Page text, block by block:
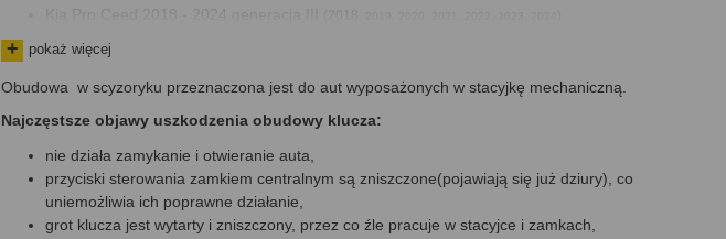
Kia Pro Ceed 2018 - 2024 generacja III (2018,
Kia Niro 2020 - 2023 generacja I
Kia Borrego 2020 - 2020
pokaż więcej
Obudowa w scyzoryku przeznaczona jest do aut wyposażonych w stacyjkę mechaniczną.
Najczęstsze objawy uszkodzenia obudowy klucza:
nie działa zamykanie i otwieranie auta,
przyciski sterowania zamkiem centralnym są zniszczone(pojawiają się już dziury), co
uniemożliwia ich poprawne działanie,
grot klucza jest wytarty i zniszczony, przez co źle pracuje w stacyjce i zamkach,